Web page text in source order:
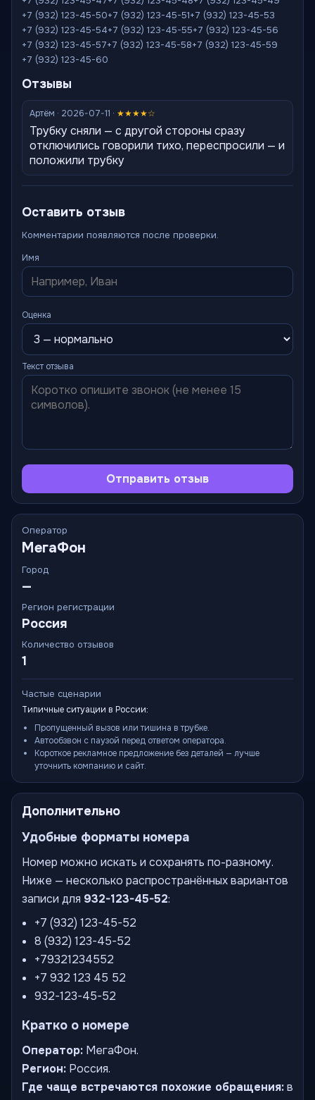
+7 (932) 123-45-50+7 (932) 123-45-51+7 (932) 123-45-53
+7 (932) 123-45-54+7 (932) 123-45-55+7 (932) 123-45-56
+7 (932) 123-45-57+7 (932) 123-45-58+7 (932) 123-45-59
+7 (932) 123-45-60
Отзывы
Артём · 2026-07-11 · ★★★★☆
Трубку сняли — с другой стороны сразу
отключились говорили тихо, переспросили — и
положили трубку
Оставить отзыв
Комментарии появляются после проверки.
Имя
Оценка
Текст отзыва
Отправить отзыв
Оператор
МегаФон
Город
—
Регион регистрации
Россия
Количество отзывов
1
Частые сценарии
Типичные ситуации в России:
Пропущенный вызов или тишина в трубке.
Автообзвон с паузой перед ответом оператора.
Короткое рекламное предложение без деталей — лучше
уточнить компанию и сайт.
Дополнительно
Удобные форматы номера
Номер можно искать и сохранять по-разному.
Ниже — несколько распространённых вариантов
записи для 932-123-45-52:
+7 (932) 123-45-52
8 (932) 123-45-52
+79321234552
+7 932 123 45 52
932-123-45-52
Кратко о номере
Оператор: МегаФон.
Регион: Россия.
Где чаще встречаются похожие обращения:в